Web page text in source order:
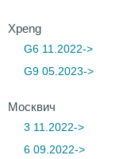
Xpeng
G6 11.2022->
G9 05.2023->
Москвич
3 11.2022->
6 09.2022->